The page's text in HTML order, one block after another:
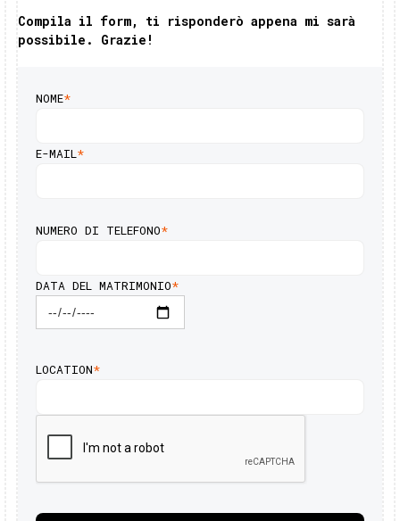
Compila il form, ti risponderò appena mi sarà
possibile. Grazie!
NOME*
E-MAIL*
NUMERO DI TELEFONO*
DATA DEL MATRIMONIO*
LOCATION*